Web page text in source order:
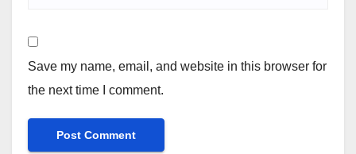
Save my name, email, and website in this browser for
the next time I comment.